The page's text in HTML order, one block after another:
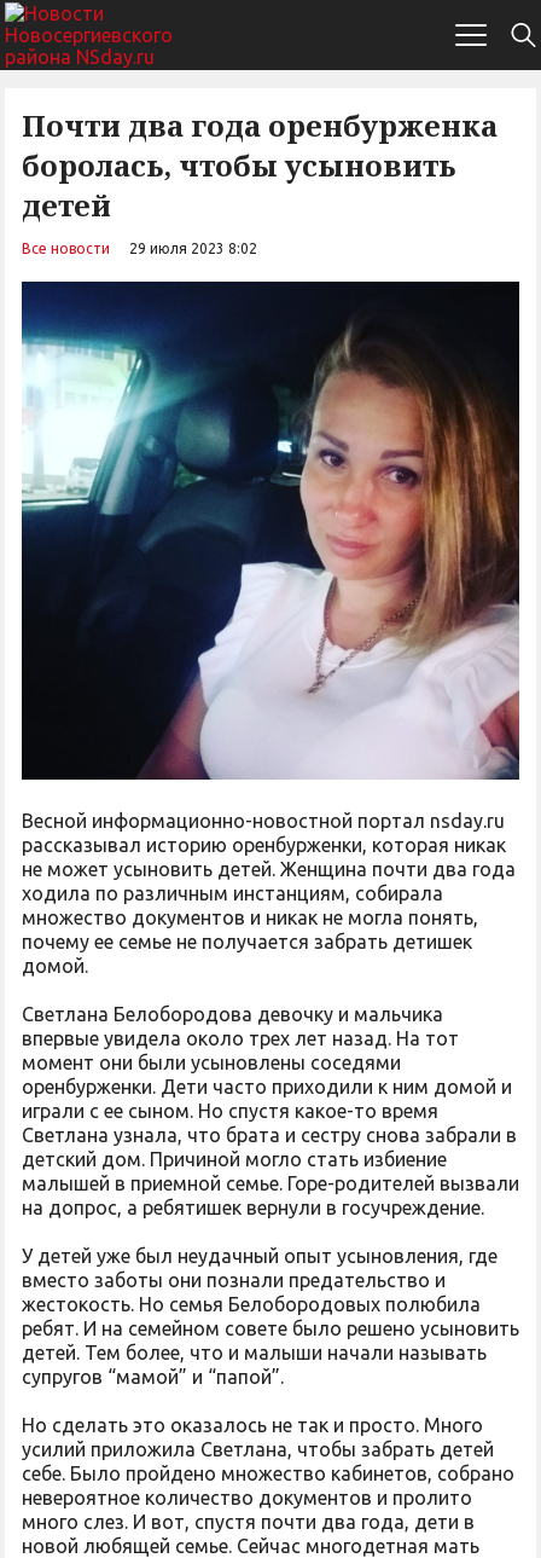
Почти два года оренбурженка
боролась, чтобы усыновить
детей
Все новости 29 июля 2023 8:02
Весной информационно-новостной портал nsday.ru
рассказывал историю оренбурженки, которая никак
не может усыновить детей. Женщина почти два года
ходила по различным инстанциям, собирала
множество документов и никак не могла понять,
почему ее семье не получается забрать детишек
домой.
Светлана Белобородова девочку и мальчика
впервые увидела около трех лет назад. На тот
момент они были усыновлены соседями
оренбурженки. Дети часто приходили к ним домой и
играли с ее сыном. Но спустя какое-то время
Светлана узнала, что брата и сестру снова забрали в
детский дом. Причиной могло стать избиение
малышей в приемной семье. Горе-родителей вызвали
на допрос, а ребятишек вернули в госучреждение.
У детей уже был неудачный опыт усыновления, где
вместо заботы они познали предательство и
жестокость. Но семья Белобородовых полюбила
ребят. И на семейном совете было решено усыновить
детей. Тем более, что и малыши начали называть
супругов “мамой” и “папой”.
Но сделать это оказалось не так и просто. Много
усилий приложила Светлана, чтобы забрать детей
себе. Было пройдено множество кабинетов, собрано
невероятное количество документов и пролито
много слез. И вот, спустя почти два года, дети в
новой любящей семье. Сейчас многодетная мать